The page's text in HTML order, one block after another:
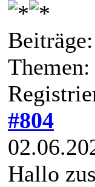
Themen:
#804
Hallo